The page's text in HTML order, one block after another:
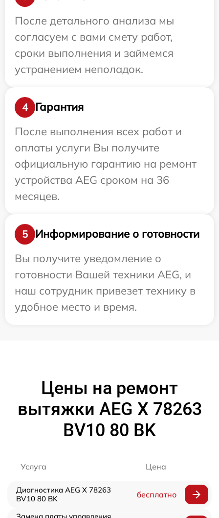
После детального анализа мы
согласуем с вами смету работ,
сроки выполнения и займемся
устранением неполадок.
4
Гарантия
После выполнения всех работ и
оплаты услуги Вы получите
официальную гарантию на ремонт
устройства AEG сроком на 36
месяцев.
5
Информирование о готовности
Вы получите уведомление о
готовности Вашей техники AEG, и
наш сотрудник привезет технику в
удобное место и время.
Цены на ремонт
вытяжки AEG X 78263
BV10 80 BK
Услуга Цена
Диагностика AEG X 78263
BV10 80 BK
бесплатно